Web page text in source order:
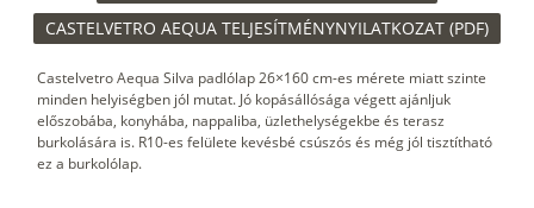
CASTELVETRO AEQUA TELJESÍTMÉNYNYILATKOZAT (PDF)
Castelvetro Aequa Silva padlólap 26×160 cm-es mérete miatt szinte
minden helyiségben jól mutat. Jó kopásállósága végett ajánljuk
előszobába, konyhába, nappaliba, üzlethelységekbe és terasz
burkolására is. R10-es felülete kevésbé csúszós és még jól tisztítható
ez a burkolólap.